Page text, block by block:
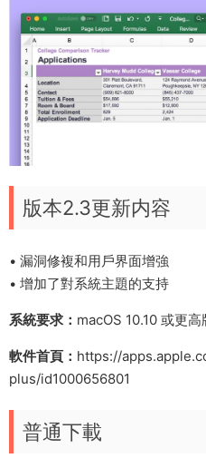
版本2.3更新内容
• 漏洞修複和用戶界面增強
• 增加了對系統主題的支持
系統要求： macOS 10.10 或更
軟件首頁： https://
plus/id1000656801
普通下載